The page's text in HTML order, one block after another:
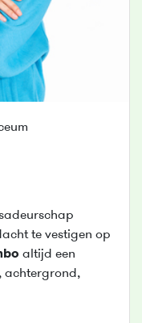
te vestigen op
altijd een
achtergrond,